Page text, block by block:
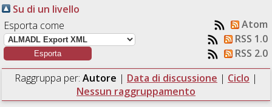
Su di un livello
Esporta come
Atom
RSS 1.0
RSS 2.0
Raggruppa per: Autore | Data di discussione | Ciclo |
Nessun raggruppamento